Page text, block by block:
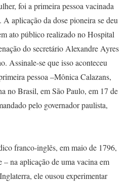
foi a primeira pessoa vacinada
aplicação da dose pioneira se deu
ato público realizado no Hospital
do secretário Alexandre Ayres
Assinale-se que isso aconteceu
pessoa –Mônica Calazans,
no Brasil, em São Paulo, em 17 de
pelo governador paulista,
franco-inglês, em maio de 1796,
na aplicação de uma vacina em
ele ousou experimentar